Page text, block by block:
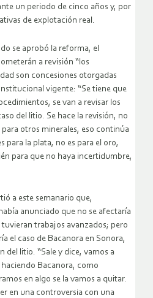
un periodo de cinco años y, por
de explotación real.
se aprobó la reforma, el
a revisión “los
son concesiones otorgadas
vigente: “Se tiene que
se van a revisar los
del litio. Se hace la revisión, no
otros minerales, eso continúa
para la plata, no es para el oro,
para que no haya incertidumbre,
a este semanario que,
anunciado que no se afectaría
trabajos avanzados; pero
el caso de Bacanora en Sonora,
del litio. “Sale y dice, vamos a
Bacanora, como
en algo se la vamos a quitar.
en una controversia con una